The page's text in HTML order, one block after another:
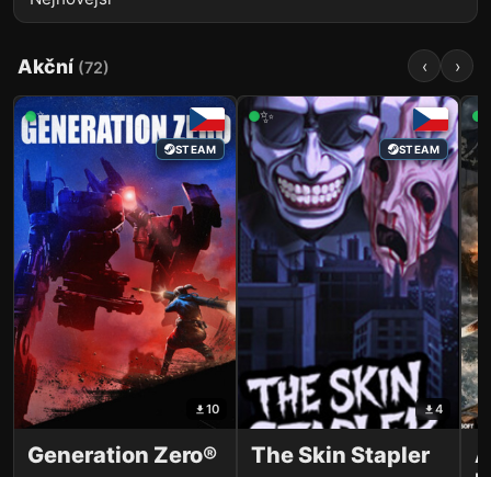
Akční (72) ‹ ›
✨
STEAM
10
Generation Zero®
✨
STEAM
4
The Skin Stapler